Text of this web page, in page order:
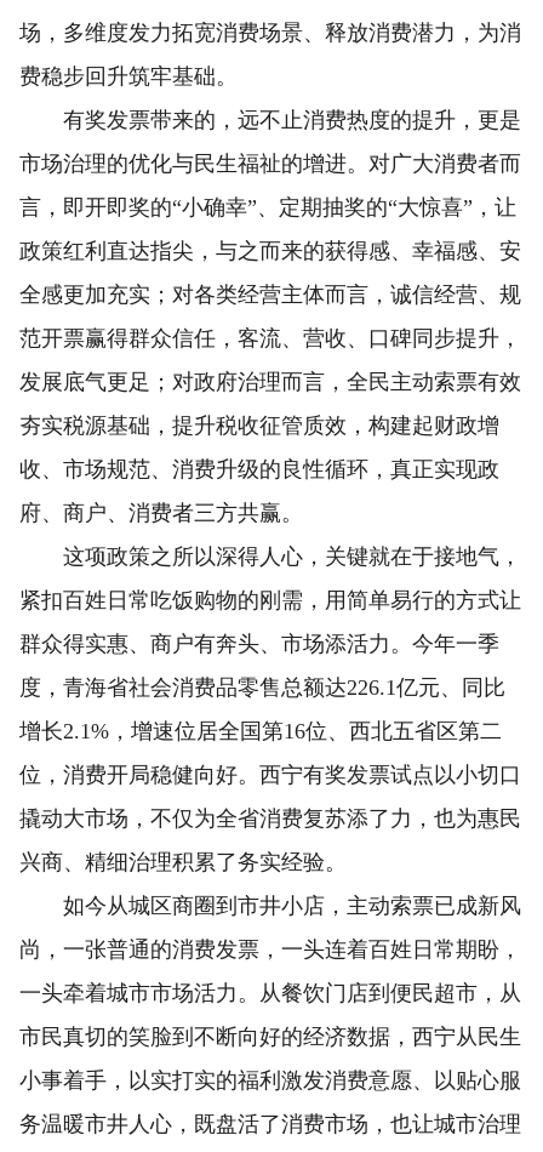
场，多维度发力拓宽消费场景、释放消费潜力，为消
费稳步回升筑牢基础。
有奖发票带来的，远不止消费热度的提升，更是
市场治理的优化与民生福祉的增进。对广大消费者而
言，即开即奖的“小确幸”、定期抽奖的“大惊喜”，让
政策红利直达指尖，与之而来的获得感、幸福感、安
全感更加充实；对各类经营主体而言，诚信经营、规
范开票赢得群众信任，客流、营收、口碑同步提升，
发展底气更足；对政府治理而言，全民主动索票有效
夯实税源基础，提升税收征管质效，构建起财政增
收、市场规范、消费升级的良性循环，真正实现政
府、商户、消费者三方共赢。
这项政策之所以深得人心，关键就在于接地气，
紧扣百姓日常吃饭购物的刚需，用简单易行的方式让
群众得实惠、商户有奔头、市场添活力。今年一季
度，青海省社会消费品零售总额达226.1亿元、同比
增长2.1%，增速位居全国第16位、西北五省区第二
位，消费开局稳健向好。西宁有奖发票试点以小切口
撬动大市场，不仅为全省消费复苏添了力，也为惠民
兴商、精细治理积累了务实经验。
如今从城区商圈到市井小店，主动索票已成新风
尚，一张普通的消费发票，一头连着百姓日常期盼，
一头牵着城市市场活力。从餐饮门店到便民超市，从
市民真切的笑脸到不断向好的经济数据，西宁从民生
小事着手，以实打实的福利激发消费意愿、以贴心服
务温暖市井人心，既盘活了消费市场，也让城市治理